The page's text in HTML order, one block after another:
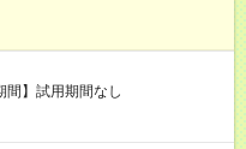
で支給 【試用期間】試用期間なし